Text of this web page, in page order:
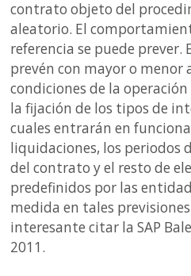
contrato objeto del
aleatorio. El
referencia se puede prever.
prevén con mayor o menor
condiciones de la
la fijación de los tipos de
cuales entrarán en
liquidaciones, los periodos
del contrato y el resto de
predefinidos por las
medida en tales
interesante citar la SAP
2011.